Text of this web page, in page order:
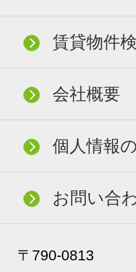
賃貸物件
会社概要
個人情報
お問い合
〒790-0813